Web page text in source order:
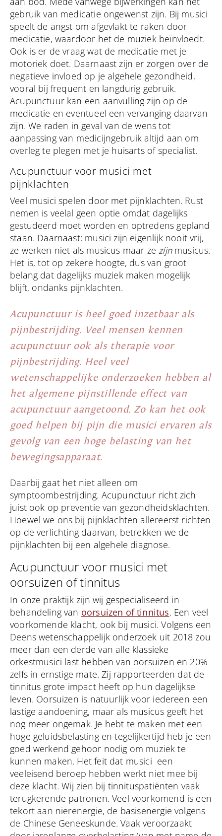
gebruik van medicatie ongewenst zijn. Bij musici
speelt de angst om afgevlakt te raken door
medicatie, waardoor het de muziek beïnvloedt.
Ook is er de vraag wat de medicatie met je
motoriek doet. Daarnaast zijn er zorgen over de
negatieve invloed op je algehele gezondheid,
vooral bij frequent en langdurig gebruik.
Acupunctuur kan een aanvulling zijn op de
medicatie en eventueel een vervanging daarvan
zijn. We raden in geval van de wens tot
aanpassing van medicijngebruik altijd aan om
overleg te plegen met je huisarts of specialist.
Acupunctuur voor musici met
pijnklachten
Veel musici spelen door met pijnklachten. Rust
nemen is veelal geen optie omdat dagelijks
gestudeerd moet worden en optredens gepland
staan. Daarnaast; musici zijn eigenlijk nooit vrij,
ze werken niet als musicus maar zezíjnmusicus.
Het is, tot op zekere hoogte, dus van groot
belang dat dagelijks muziek maken mogelijk
blijft, ondanks pijnklachten.
Acupunctuur is heel goed inzetbaar als
pijnbestrijding. Veel mensen kennen
acupunctuur ook als therapie voor
pijnbestrijding. Heel veel
wetenschappelijke onderzoeken hebben al
het algemene pijnstillende effect van
acupunctuur aangetoond. Zo kan het ook
goed helpen bij pijn die musici ervaren als
gevolg van een hoge belasting van het
bewegingsapparaat.
Daarbij gaat het niet alleen om
symptoombestrijding. Acupunctuur richt zich
juist ook op preventie van gezondheidsklachten.
Hoewel we ons bij pijnklachten allereerst richten
op de verlichting daarvan, betrekken we de
pijnklachten bij een algehele diagnose.
Acupunctuur voor musici met
oorsuizen of tinnitus
In onze praktijk zijn wij gespecialiseerd in
behandeling van oorsuizen of tinnitus. Een veel
voorkomende klacht, ook bij musici. Volgens een
Deens wetenschappelijk onderzoek uit 2018 zou
meer dan een derde van alle klassieke
orkestmusici last hebben van oorsuizen en 20%
zelfs in ernstige mate. Zij rapporteerden dat de
tinnitus grote impact heeft op hun dagelijkse
leven. Oorsuizen is natuurlijk voor iedereen een
lastige aandoening, maar als musicus geeft het
nog meer ongemak. Je hebt te maken met een
hoge geluidsbelasting en tegelijkertijd heb je een
goed werkend gehoor nodig om muziek te
kunnen maken. Het feit dat musici een
veeleisend beroep hebben werkt niet mee bij
deze klacht. Wij zien bij tinnituspatiënten vaak
terugkerende patronen. Veel voorkomend is een
tekort aan nierenergie, de basisenergie volgens
de Chinese Geneeskunde. Vaak veroorzaakt